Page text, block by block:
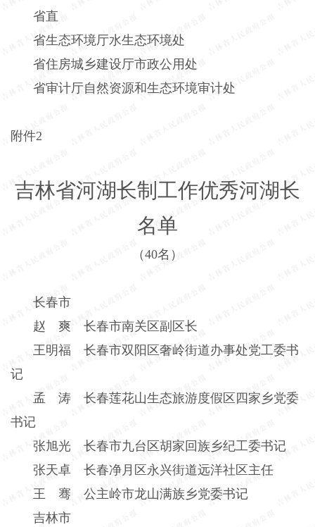
省直
省生态环境厅水生态环境处
省住房城乡建设厅市政公用处
省审计厅自然资源和生态环境审计处
附件2
吉林省河湖长制工作优秀河湖长
名单
（40名）
长春市
赵 爽 长春市南关区副区长
王明福 长春市双阳区奢岭街道办事处党工委书
记
孟 涛 长春莲花山生态旅游度假区四家乡党委
书记
张旭光 长春市九台区胡家回族乡纪工委书记
张天卓 长春净月区永兴街道远洋社区主任
王 骞 公主岭市龙山满族乡党委书记
吉林市